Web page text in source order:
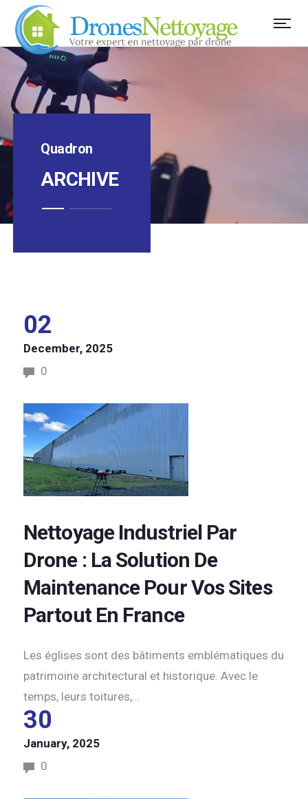
Quadron
ARCHIVE
02
December, 2025
0
Nettoyage Industriel Par
Drone : La Solution De
Maintenance Pour Vos Sites
Partout En France
Les églises sont des bâtiments emblématiques du
patrimoine architectural et historique. Avec le
temps, leurs toitures,…
30
January, 2025
0